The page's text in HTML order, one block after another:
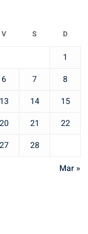
V S D
1
6 7
8
13 14
15
20 21
22
27
28
Mar »